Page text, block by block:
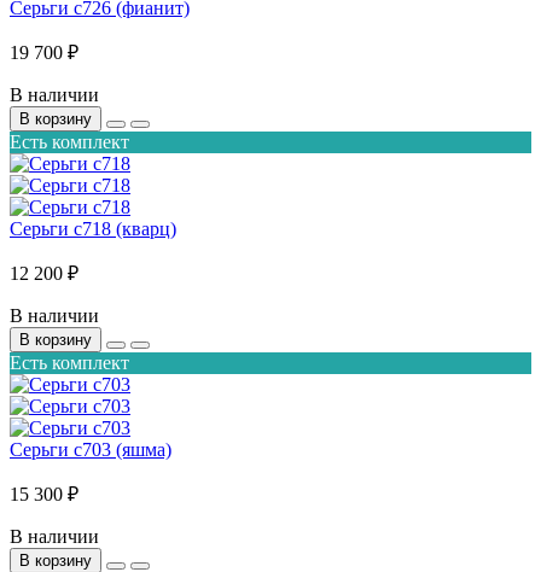
Серьги с726 (фианит)
19 700 ₽
В наличии
В корзину
Есть комплект
Серьги с718 (кварц)
12 200 ₽
В наличии
В корзину
Есть комплект
Серьги с703 (яшма)
15 300 ₽
В наличии
В корзину